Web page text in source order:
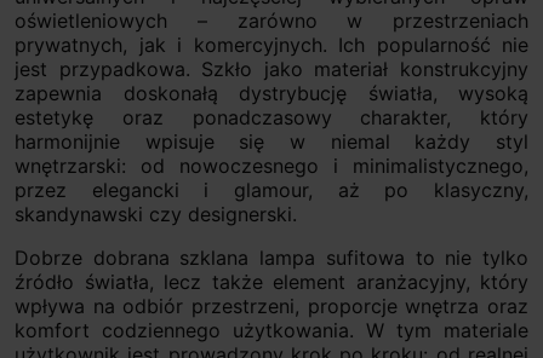
oświetleniowych – zarówno w przestrzeniach
prywatnych, jak i komercyjnych. Ich popularność nie
jest przypadkowa. Szkło jako materiał konstrukcyjny
zapewnia doskonałą dystrybucję światła, wysoką
estetykę oraz ponadczasowy charakter, który
harmonijnie wpisuje się w niemal każdy styl
wnętrzarski: od nowoczesnego i minimalistycznego,
przez elegancki i glamour, aż po klasyczny,
skandynawski czy designerski.
Dobrze dobrana szklana lampa sufitowa to nie tylko
źródło światła, lecz także element aranżacyjny, który
wpływa na odbiór przestrzeni, proporcje wnętrza oraz
komfort codziennego użytkowania. W tym materiale